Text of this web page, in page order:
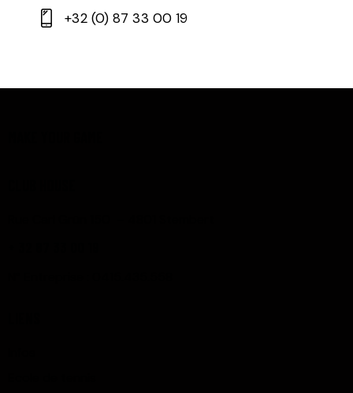
+32 (0) 87 33 00 19